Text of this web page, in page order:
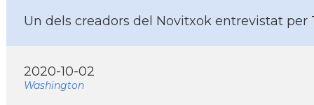
Un dels creadors del Novitxok entrevistat
2020-10-02
Washington